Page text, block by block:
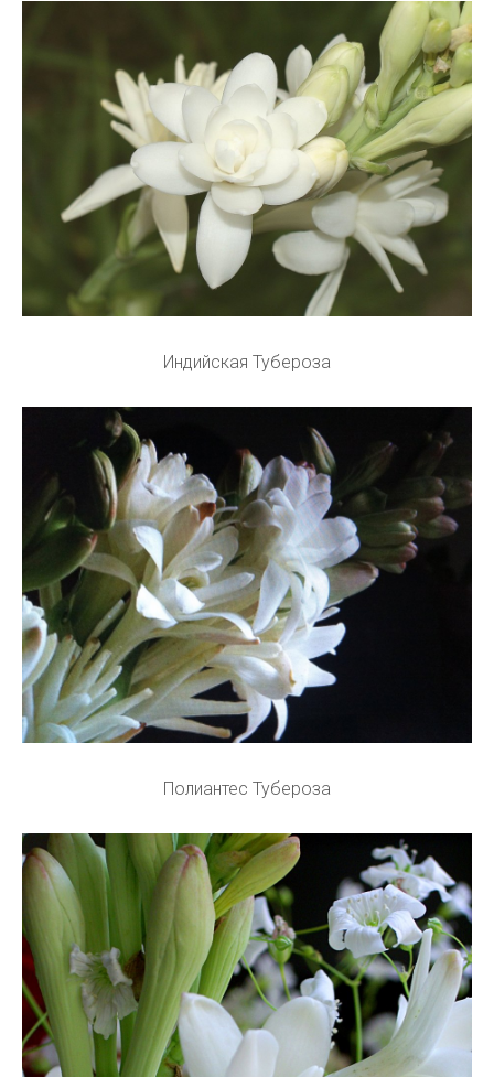
Индийская Тубероза
Полиантес Тубероза